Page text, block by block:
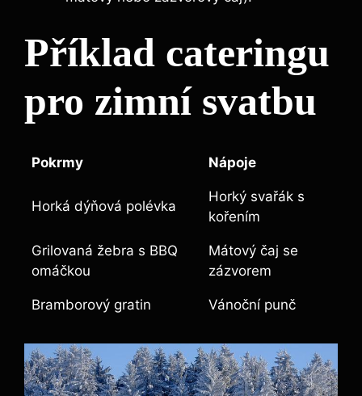
Příklad cateringu
pro zimní svatbu
Pokrmy Nápoje
Horká dýňová polévka
Horký svařák s
kořením
Grilovaná žebra s BBQ
omáčkou
Mátový čaj se
zázvorem
Bramborový gratin Vánoční punč